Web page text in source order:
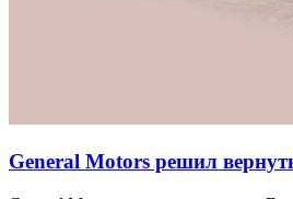
General Motors решил